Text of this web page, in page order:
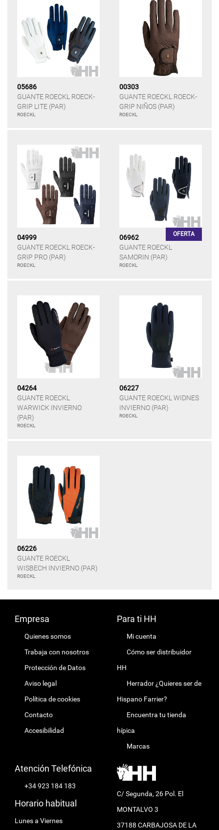
05686
GUANTE ROECKL ROECK-
GRIP LITE (PAR)
ROECKL
00303
GUANTE ROECKL ROECK-
GRIP NIÑOS (PAR)
ROECKL
04999
GUANTE ROECKL ROECK-
GRIP PRO (PAR)
ROECKL
06962 OFERTA
GUANTE ROECKL
SAMORIN (PAR)
ROECKL
04264
GUANTE ROECKL
WARWICK INVIERNO
(PAR)
ROECKL
06227
GUANTE ROECKL WIDNES
INVIERNO (PAR)
ROECKL
06226
GUANTE ROECKL
WISBECH INVIERNO (PAR)
ROECKL
Empresa
Quienes somos
Trabaja con nosotros
Protección de Datos
Aviso legal
Política de cookies
Contacto
Accesibilidad
Para ti HH
Mi cuenta
Cómo ser distribuidor
HH
Herrador ¿Quieres ser de
Hispano Farrier?
Encuentra tu tienda
hípica
Marcas
Atención Telefónica
+34 923 184 183
Horario habitual
Lunes a Viernes
C/ Segunda, 26 Pol. El
MONTALVO 3
37188 CARBAJOSA DE LA